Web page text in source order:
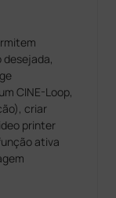
CINE-Loop,
criar
printer
ativa